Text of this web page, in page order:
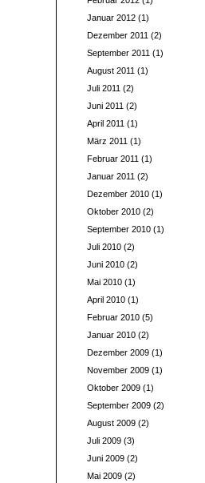
Januar 2012(1)
Dezember 2011 (2)
September 2011 (1)
August 2011 (1)
Juli 2011 (2)
Juni 2011 (2)
April 2011 (1)
März 2011 (1)
Februar 2011 (1)
Januar 2011 (2)
Dezember 2010(1)
Oktober 2010(2)
September 2010(1)
Juli 2010(2)
Juni 2010(2)
Mai 2010(1)
April 2010(1)
Februar 2010(5)
Januar 2010(2)
Dezember 2009(1)
November 2009(1)
Oktober 2009(1)
September 2009(2)
August 2009(2)
Juli 2009(3)
Juni 2009(2)
Mai 2009(2)